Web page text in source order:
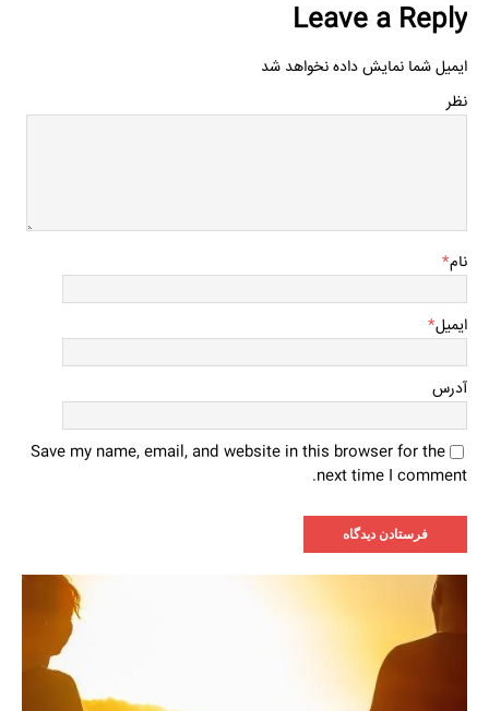
Leave a Reply
ایمیل شما نمایش داده نخواهد شد
نظر
نام*
ایمیل*
آدرس
Save my name, email, and website in this browser for the
next time I comment.